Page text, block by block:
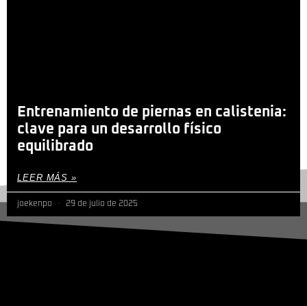
Entrenamiento de piernas en calistenia:
clave para un desarrollo físico
equilibrado
LEER MÁS »
joekenpo 29 de julio de 2025